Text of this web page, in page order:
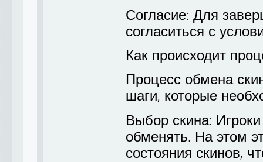
Согласие: Для
согласиться с
Как происходит
Процесс обмена
шаги, которые
Выбор скина:
обменять. На этом
состояния скинов,